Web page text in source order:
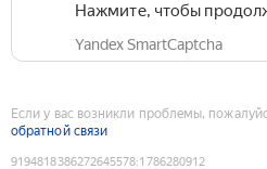
Нажмите, чтобы
Yandex SmartCaptcha
Если у вас возникли проблемы,
обратной связи
9194818386272645578:1786280912